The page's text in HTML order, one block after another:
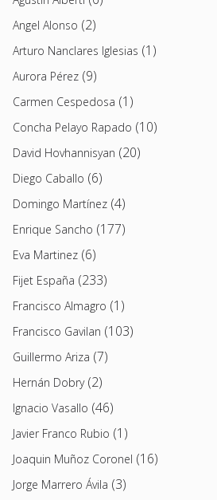
Angel Alonso (2)
Arturo Nanclares Iglesias (1)
Aurora Pérez (9)
Carmen Cespedosa (1)
Concha Pelayo Rapado (10)
David Hovhannisyan (20)
Diego Caballo (6)
Domingo Martínez (4)
Enrique Sancho (177)
Eva Martinez (6)
Fijet España (233)
Francisco Almagro (1)
Francisco Gavilan (103)
Guillermo Ariza (7)
Hernán Dobry(2)
Ignacio Vasallo (46)
Javier Franco Rubio (1)
Joaquin Muñoz Coronel (16)
Jorge Marrero Ávila (3)